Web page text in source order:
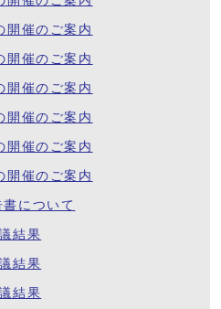
開催のご案内
開催のご案内
開催のご案内
開催のご案内
開催のご案内
開催のご案内
について
結果
結果
結果